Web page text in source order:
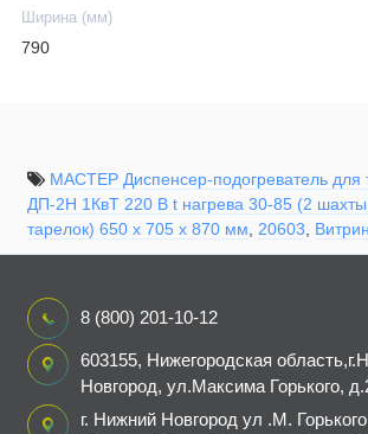
Ширина (мм)
790
МАСТЕР Диспенсер-подогреватель для
ДП-2Н 1КвТ 220 В t нагрева 30-85 (2
тарелок) 650 х 705 х 870 мм
20603
8 (800) 201-10-12
603155, Нижегородская
Новгород, ул.Максима Горького,
г. Нижний Новгород ул .М.